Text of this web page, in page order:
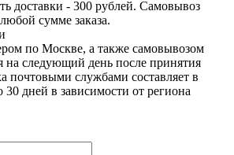
доставки - 300 рублей. Самовывоз
сумме заказа.
по Москве, а также самовывозом
на следующий день после принятия
почтовыми службами составляет в
30 дней в зависимости от региона